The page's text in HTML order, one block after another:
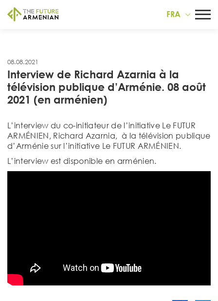
FRA
08.08.2021
Interview de Richard Azarnia à la
télévision publique d’Arménie. 08 août
2021 (en arménien)
L’interview du co-initiateur de l’initiative Le FUTUR
ARMÉNIEN, Richard Azarnia, à la télévision publique
d’Arménie sur l’initiative Le FUTUR ARMÉNIEN.
L’interview est disponible en arménien.